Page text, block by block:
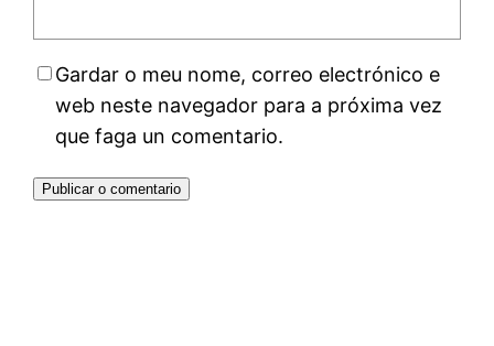
Gardar o meu nome, correo electrónico e
web neste navegador para a próxima vez
que faga un comentario.